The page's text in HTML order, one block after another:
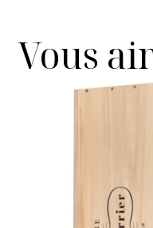
Vous